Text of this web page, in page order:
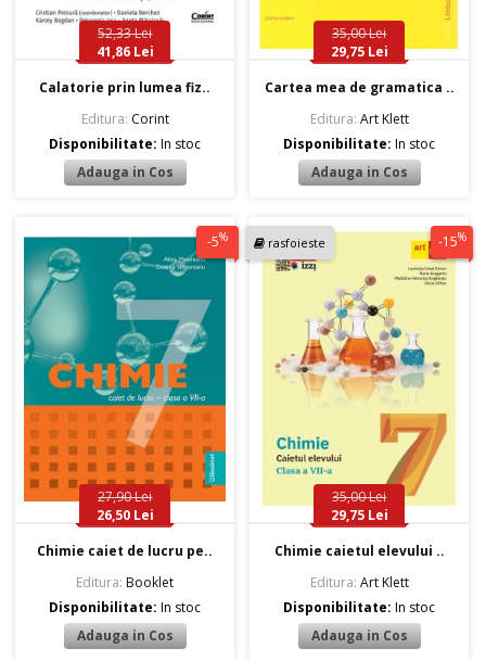
52,33 Lei
41,86 Lei
Calatorie prin lumea fiz..
Editura: Corint
Disponibilitate:In stoc
35,00 Lei
29,75 Lei
Cartea mea de gramatica ..
Editura: Art Klett
Disponibilitate:In stoc
-5%
27,90 Lei
26,50 Lei
Chimie caiet de lucru pe..
Editura: Booklet
Disponibilitate:In stoc
rasfoieste -15%
35,00 Lei
29,75 Lei
Chimie caietul elevului ..
Editura: Art Klett
Disponibilitate:In stoc